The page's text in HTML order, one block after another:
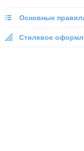
Основные
Стилевое